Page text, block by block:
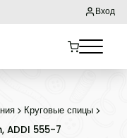
Вход
Круговые спицы
ADDI 555-7